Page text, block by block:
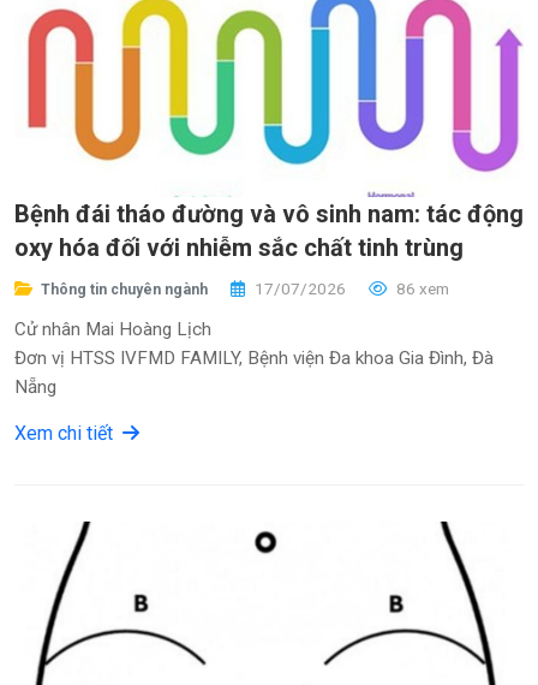
Bệnh đái tháo đường và vô sinh nam: tác động
oxy hóa đối với nhiễm sắc chất tinh trùng
Thông tin chuyên ngành 17/07/2026 86 xem
Cử nhân Mai Hoàng Lịch
Đơn vị HTSS IVFMD FAMILY, Bệnh viện Đa khoa Gia Đình, Đà
Nẵng
Xem chi tiết